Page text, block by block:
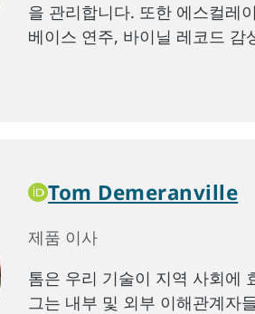
을 관리합니다. 또한 에스컬레
베이스 연주, 바이닐 레코드 감
Tom Demeranville
제품 이사
톰은 우리 기술이 지역 사회에
그는 내부 및 외부 이해관계자